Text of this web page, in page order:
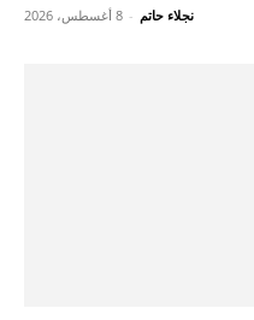
نجلاء حاتم - 8 أغسطس، 2026